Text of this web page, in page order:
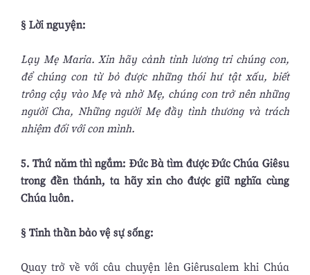
§ Lời nguyện:
Lạy Mẹ Maria. Xin hãy cảnh tỉnh lương tri chúng con,
để chúng con từ bỏ được những thói hư tật xấu, biết
trông cậy vào Mẹ và nhờ Mẹ, chúng con trở nên những
người Cha, Những người Mẹ đầy tình thương và trách
nhiệm đối với con mình.
5. Thứ năm thì ngắm: Đức Bà tìm được Đức Chúa Giêsu
trong đền thánh, ta hãy xin cho được giữ nghĩa cùng
Chúa luôn.
§ Tinh thần bảo vệ sự sống:
Quay trở về với câu chuyện lên Giêrusalem khi Chúa